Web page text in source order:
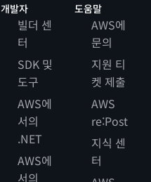
개발자
빌더 센
터
SDK 및
도구
AWS에
서의
.NET
AWS에
서의
도움말
AWS에
문의
지원 티
켓 제출
AWS
re:Post
지식 센
터